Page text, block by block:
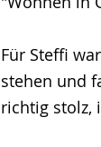
Für Steffi
stehen und
richtig stolz,